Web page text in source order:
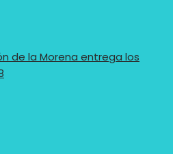
de la Morena entrega los